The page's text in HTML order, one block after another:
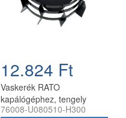
12.824 Ft
Vaskerék RATO
kapálógéphez, tengely
nélkül
76008-U080510-H300